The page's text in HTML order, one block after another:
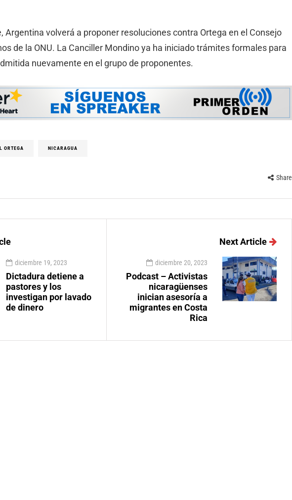
Argentina volverá a proponer resoluciones contra Ortega en el Consejo
de la ONU. La Canciller Mondino ya ha iniciado trámites formales para
nuevamente en el grupo de proponentes.
ORTEGA NICARAGUA
Share
diciembre 19, 2023
Dictadura detiene a
pastores y los
investigan por lavado
de dinero
Next Article
diciembre 20, 2023
Podcast – Activistas
nicaragüenses
inician asesoría a
migrantes en Costa
Rica